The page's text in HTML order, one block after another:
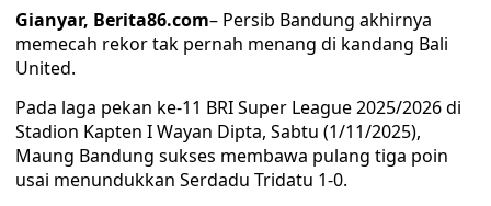
Gianyar, Berita86.com– Persib Bandung akhirnya
memecah rekor tak pernah menang di kandang Bali
United.
Pada laga pekan ke-11 BRI Super League 2025/2026 di
Stadion Kapten I Wayan Dipta, Sabtu (1/11/2025),
Maung Bandung sukses membawa pulang tiga poin
usai menundukkan Serdadu Tridatu 1-0.